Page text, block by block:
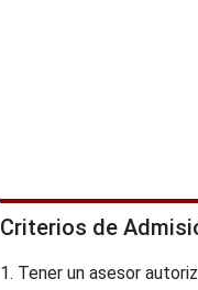
Criterios de
1. Tener un asesor